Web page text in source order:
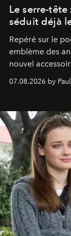
Le serre-
séduit déjà
Repéré sur le
emblème des
nouvel
s'arrachent déjà.
07.08.2026 by